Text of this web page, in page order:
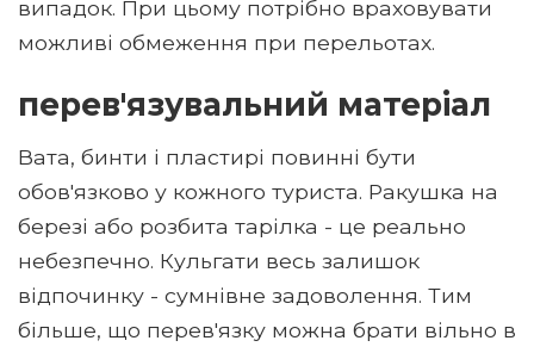
випадок. При цьому потрібно враховувати
можливі обмеження при перельотах.
перев'язувальний матеріал
Вата, бинти і пластирі повинні бути
обов'язково у кожного туриста. Ракушка на
березі або розбита тарілка - це реально
небезпечно. Кульгати весь залишок
відпочинку - сумнівне задоволення. Тим
більше, що перев'язку можна брати вільно в